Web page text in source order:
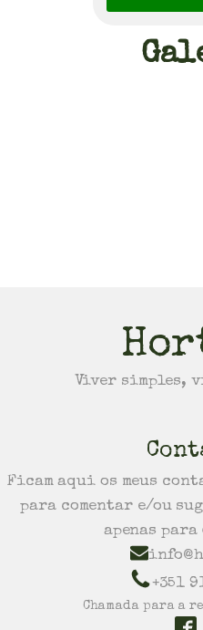
Viver simples,
Ficam aqui os meus
para comentar e/ou
apenas
+351
Chamada para a